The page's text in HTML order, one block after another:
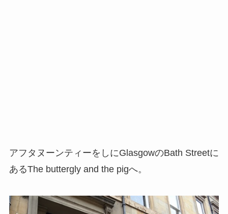
アフタヌーンティーをしにGlasgowのBath Streetに
あるThe buttergly and the pigへ。